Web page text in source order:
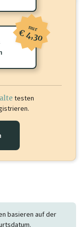
PLUS Inhalte
Sie dieses Profil frei
nur
€ 4,30
testen
basieren auf der